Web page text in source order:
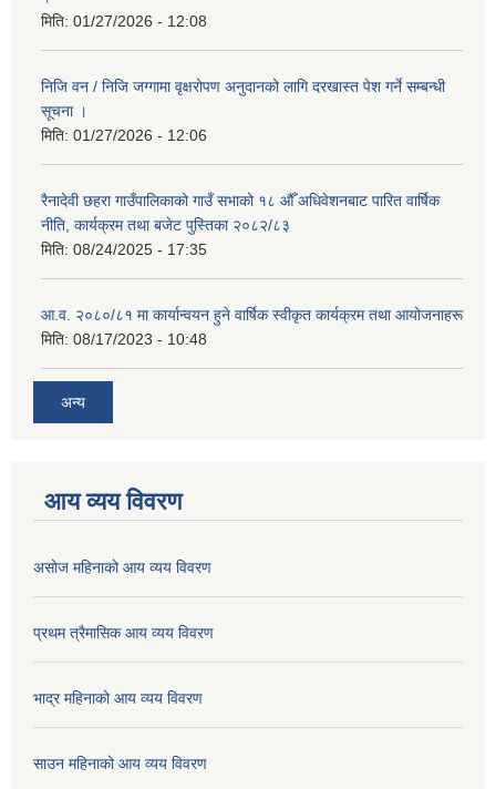
मिति: 01/27/2026 - 12:08
निजि वन / निजि जग्गामा वृक्षरोपण अनुदानको लागि दरखास्त पेश गर्ने सम्बन्धी
सूचना ।
मिति: 01/27/2026 - 12:06
रैनादेवी छहरा गाउँपालिकाको गाउँ सभाको १८ औँ अधिवेशनबाट पारित वार्षिक
नीति, कार्यक्रम तथा बजेट पुस्तिका २०८२/८३
मिति: 08/24/2025 - 17:35
आ.व. २०८०/८१ मा कार्यान्वयन हुने वार्षिक स्वीकृत कार्यक्रम तथा आयोजनाहरू
मिति: 08/17/2023 - 10:48
अन्य
आय व्यय विवरण
असोज महिनाको आय व्यय विवरण
प्रथम त्रैमासिक आय व्यय विवरण
भाद्र महिनाको आय व्यय विवरण
साउन महिनाको आय व्यय विवरण